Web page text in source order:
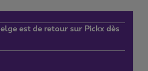
est de retour sur Pickx dès